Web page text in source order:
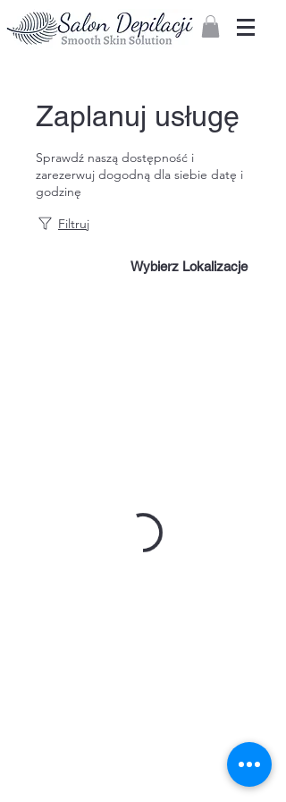
Zaloguj
Zaplanuj usługę
Sprawdź naszą dostępność i
zarezerwuj dogodną dla siebie datę i
godzinę
Filtruj
Wybierz Lokalizacje